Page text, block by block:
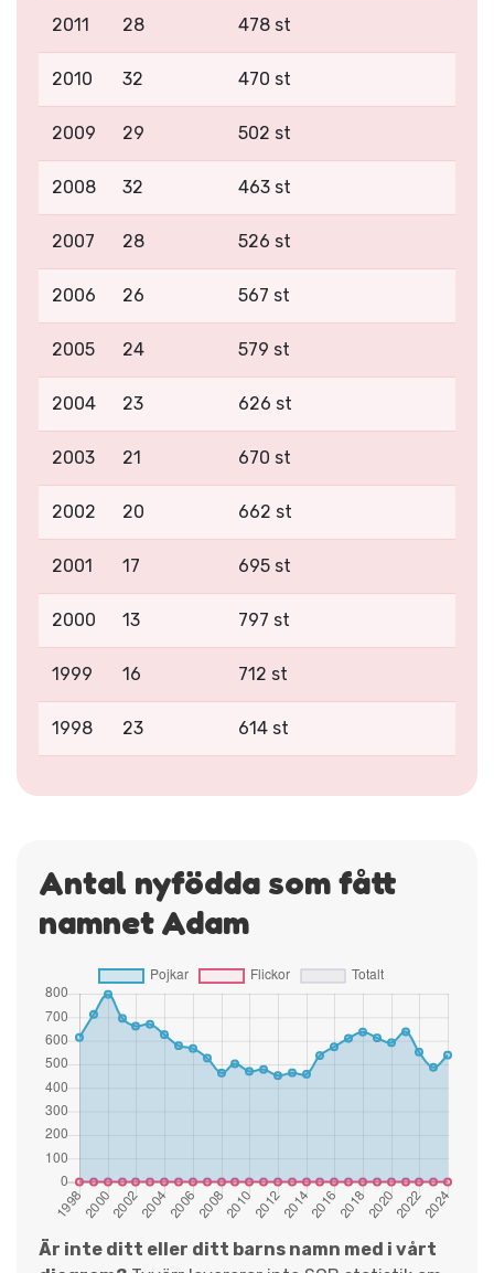
2011 28 478 st
2010 32 470 st
2009 29 502 st
2008 32 463 st
2007 28 526 st
2006 26 567 st
2005 24 579 st
2004 23 626 st
2003 21 670 st
2002 20 662 st
2001 17 695 st
2000 13 797 st
1999 16 712 st
1998 23 614 st
Antal nyfödda som fått
namnet Adam
Är inte ditt eller ditt barns namn med i vårt